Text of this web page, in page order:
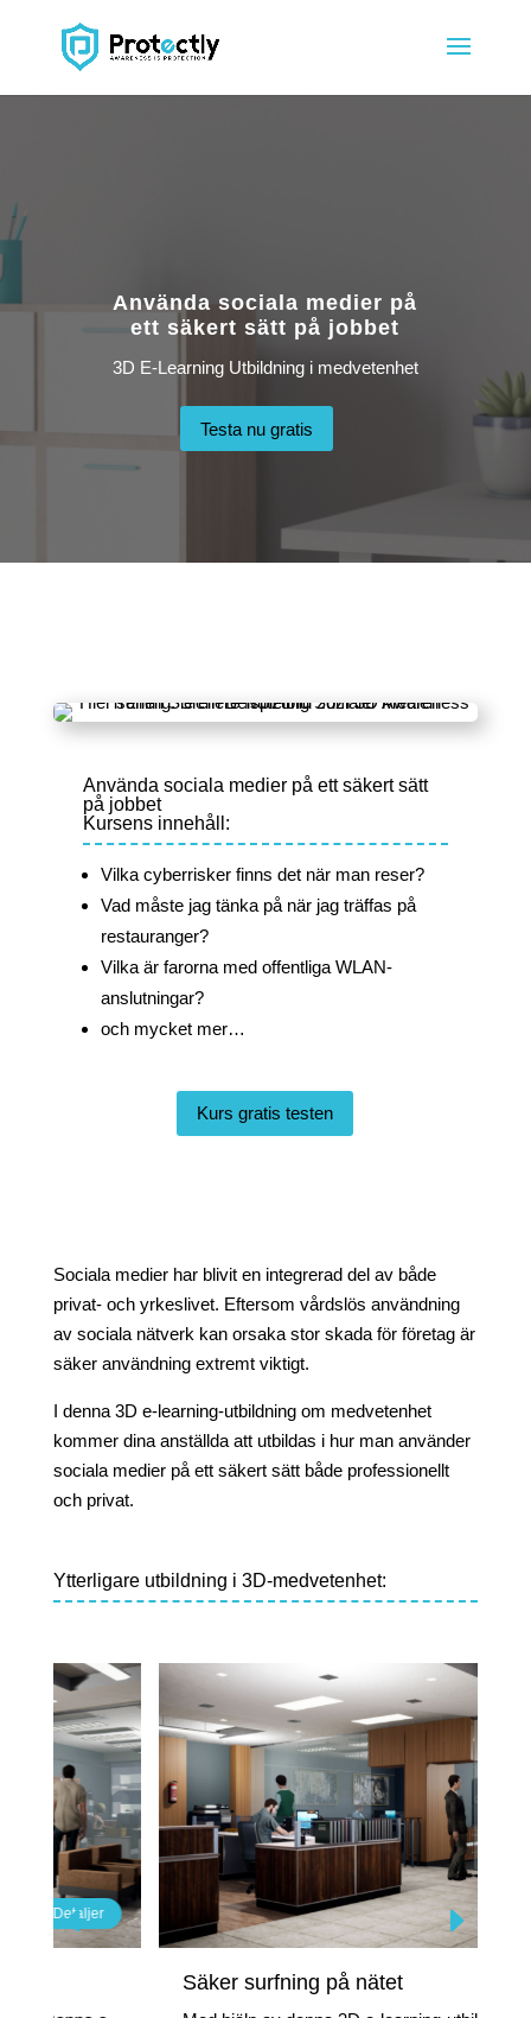
Använda sociala medier på
ett säkert sätt på jobbet
3D E-Learning Utbildning i medvetenhet
Testa nu gratis
Använda sociala medier på ett säkert sätt
på jobbet
Kursens innehåll:
Vilka cyberrisker finns det när man reser?
Vad måste jag tänka på när jag träffas på
restauranger?
Vilka är farorna med offentliga WLAN-
anslutningar?
och mycket mer…
Kurs gratis testen
Sociala medier har blivit en integrerad del av både
privat- och yrkeslivet. Eftersom vårdslös användning
av sociala nätverk kan orsaka stor skada för företag är
säker användning extremt viktigt.
I denna 3D e-learning-utbildning om medvetenhet
kommer dina anställda att utbildas i hur man använder
sociala medier på ett säkert sätt både professionellt
och privat.
Ytterligare utbildning i 3D-medvetenhet:
Detaljer Detaljer
Säker surfning på nätet